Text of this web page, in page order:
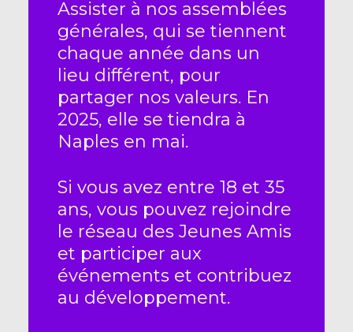
Assister à nos assemblées
générales, qui se tiennent
chaque année dans un
lieu différent, pour
partager nos valeurs. En
2025, elle se tiendra à
Naples en mai.
Si vous avez entre 18 et 35
ans, vous pouvez rejoindre
le réseau des Jeunes Amis
et participer aux
événements et contribuez
au développement.